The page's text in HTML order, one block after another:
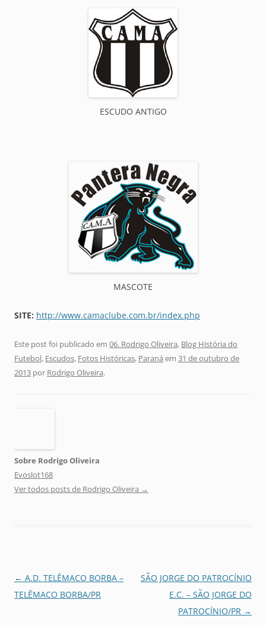
ESCUDO ANTIGO
MASCOTE
SITE: http://www.camaclube.com.br/index.php
Este post foi publicado em 06. Rodrigo Oliveira, Blog História do
Futebol, Escudos, Fotos Históricas, Paraná em 31 de outubro de
2013 por Rodrigo Oliveira.
Sobre Rodrigo Oliveira
Evoslot168
Ver todos posts de Rodrigo Oliveira →
Navegação
de
← A.D. TELÊMACO BORBA –
TELÊMACO BORBA/PR
SÃO JORGE DO PATROCÍNIO
E.C. – SÃO JORGE DO
PATROCÍNIO/PR →